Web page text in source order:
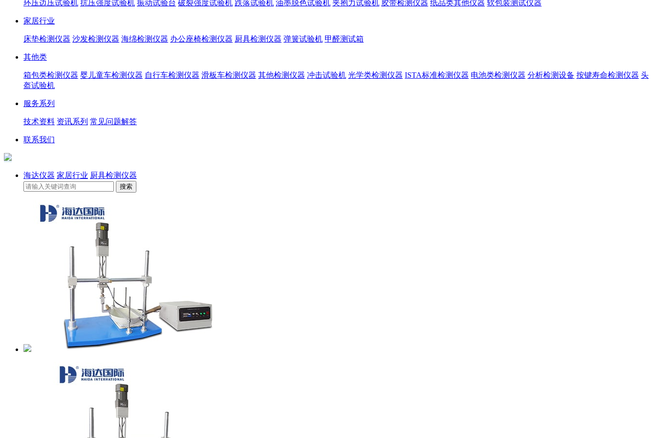
环压边压试验机 抗压强度试验机 振动试验台 破裂强度试验机 跌落试验机 油墨脱色试验机 夹抱力试验机 胶带检测仪器 纸品类其他仪器 软包装测试仪器
家居行业
床垫检测仪器 沙发检测仪器 海绵检测仪器 办公座椅检测仪器 厨具检测仪器 弹簧试验机 甲醛测试箱
其他类
箱包类检测仪器 婴儿童车检测仪器 自行车检测仪器 滑板车检测仪器 其他检测仪器 冲击试验机 光学类检测仪器 ISTA标准检测仪器 电池类检测仪器 分析检测设备 按键寿命检测仪器 头
盔试验机
服务系列
技术资料 资讯系列 常见问题解答
联系我们
海达仪器 家居行业 厨具检测仪器